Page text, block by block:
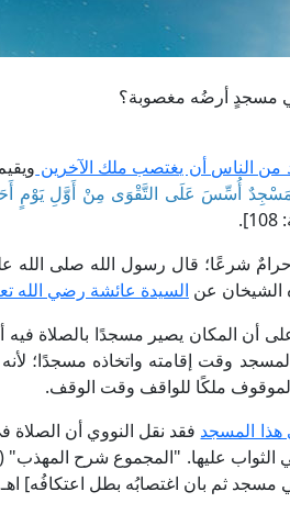
مسجدٍ أرضُه مغصوبة؟
من الناس أن يغتصب ملك الآخرين
لَمَسْجِدٌ أُسِّسَ عَلَى التَّقْوَى مِنْ أَوَّلِ يَوْمٍ
شرعًا؛ قال رسول الله صلى الله
الشيخان عن السيدة عائشة رضي الله
أن المكان يصير مسجدًا بالصلاة فيه
وقت إقامته واتخاذه مسجدًا؛
ملكًا للواقف وقت الوقف.
هذا المسجد فقد نقل النووي أن الصلاة
مسجد ثم بان اغتصابُه بطل اعتكافُه]